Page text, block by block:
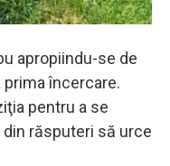
apropiindu-se de
prima încercare.
pentru a se
răsputeri să urce